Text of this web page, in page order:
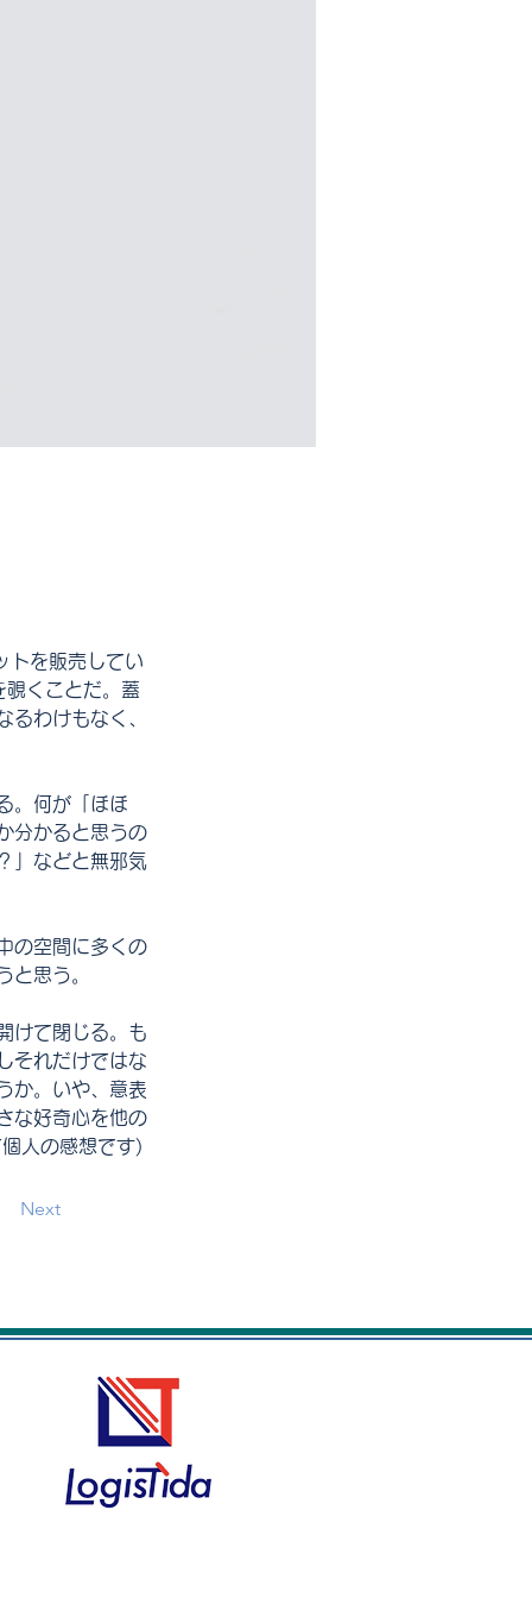
トを販売してい
くことだ。蓋
るわけもなく、
。何が「ほほ
分かると思うの
」などと無邪気
の空間に多くの
と思う。
けて閉じる。も
それだけではな
か。いや、意表
な好奇心を他の
人の感想です)
Next